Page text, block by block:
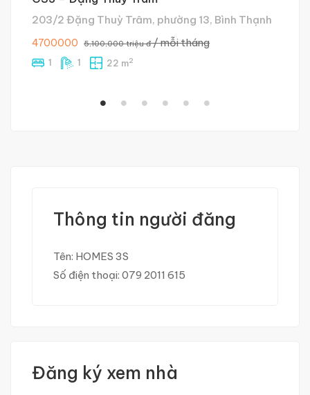
203/2 Đặng Thuỳ Trâm, phường 13, Bình Thạnh
4700000 5,100,000 triệu đ / mỗi tháng
1 1 22 m2
Thông tin người đăng
Tên: HOMES 3S
Số điện thoại: 079 2011 615
Đăng ký xem nhà